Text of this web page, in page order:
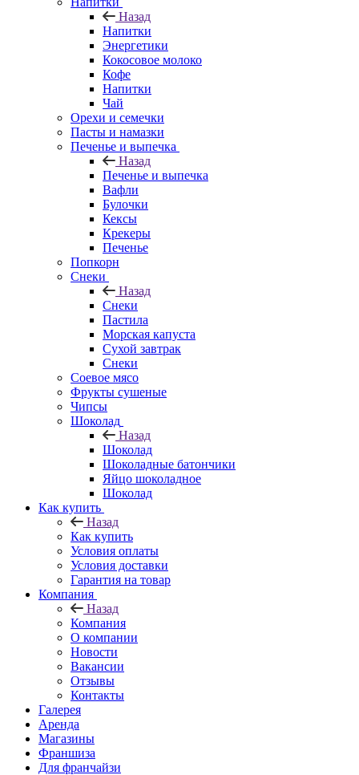
Назад
Напитки
Энергетики
Кокосовое молоко
Кофе
Напитки
Чай
Орехи и семечки
Пасты и намазки
Печенье и выпечка
Назад
Печенье и выпечка
Вафли
Булочки
Кексы
Крекеры
Печенье
Попкорн
Снеки
Назад
Снеки
Пастила
Морская капуста
Сухой завтрак
Снеки
Соевое мясо
Фрукты сушеные
Чипсы
Шоколад
Назад
Шоколад
Шоколадные батончики
Яйцо шоколадное
Шоколад
Как купить
Назад
Как купить
Условия оплаты
Условия доставки
Гарантия на товар
Компания
Назад
Компания
О компании
Новости
Вакансии
Отзывы
Контакты
Галерея
Аренда
Магазины
Франшиза
Для франчайзи